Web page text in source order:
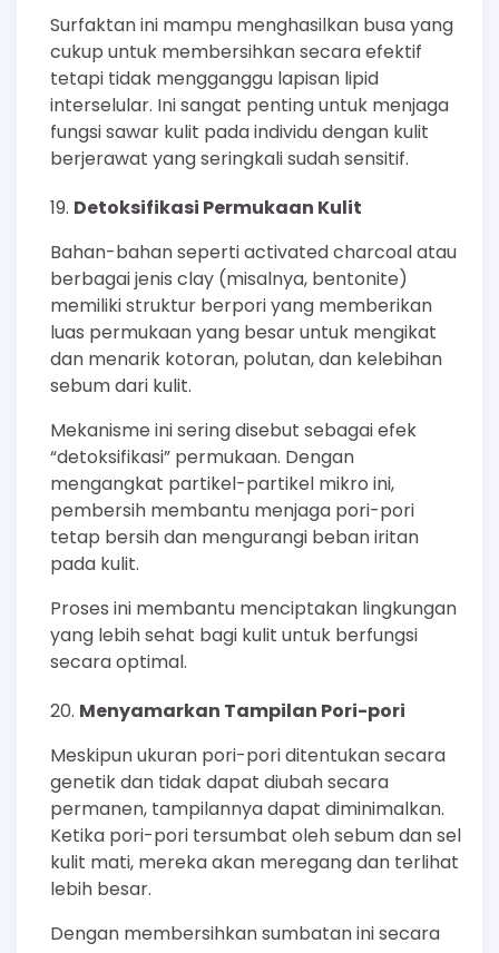
Surfaktan ini mampu menghasilkan busa yang
cukup untuk membersihkan secara efektif
tetapi tidak mengganggu lapisan lipid
interselular. Ini sangat penting untuk menjaga
fungsi sawar kulit pada individu dengan kulit
berjerawat yang seringkali sudah sensitif.
Detoksifikasi Permukaan Kulit
Bahan-bahan seperti activated charcoal atau
berbagai jenis clay (misalnya, bentonite)
memiliki struktur berpori yang memberikan
luas permukaan yang besar untuk mengikat
dan menarik kotoran, polutan, dan kelebihan
sebum dari kulit.
Mekanisme ini sering disebut sebagai efek
“detoksifikasi” permukaan. Dengan
mengangkat partikel-partikel mikro ini,
pembersih membantu menjaga pori-pori
tetap bersih dan mengurangi beban iritan
pada kulit.
Proses ini membantu menciptakan lingkungan
yang lebih sehat bagi kulit untuk berfungsi
secara optimal.
Menyamarkan Tampilan Pori-pori
Meskipun ukuran pori-pori ditentukan secara
genetik dan tidak dapat diubah secara
permanen, tampilannya dapat diminimalkan.
Ketika pori-pori tersumbat oleh sebum dan sel
kulit mati, mereka akan meregang dan terlihat
lebih besar.
Dengan membersihkan sumbatan ini secara